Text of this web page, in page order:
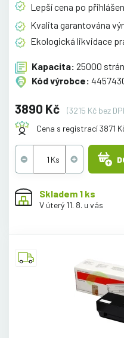
Lepší cena po
Kvalita garantována
Ekologická likvidace
Kapacita: 25000
Kód výrobce:
3890 Kč
(3215 Kč bez
Cena s registrací 3871
Skladem 1 ks
V úterý 11. 8. u vás